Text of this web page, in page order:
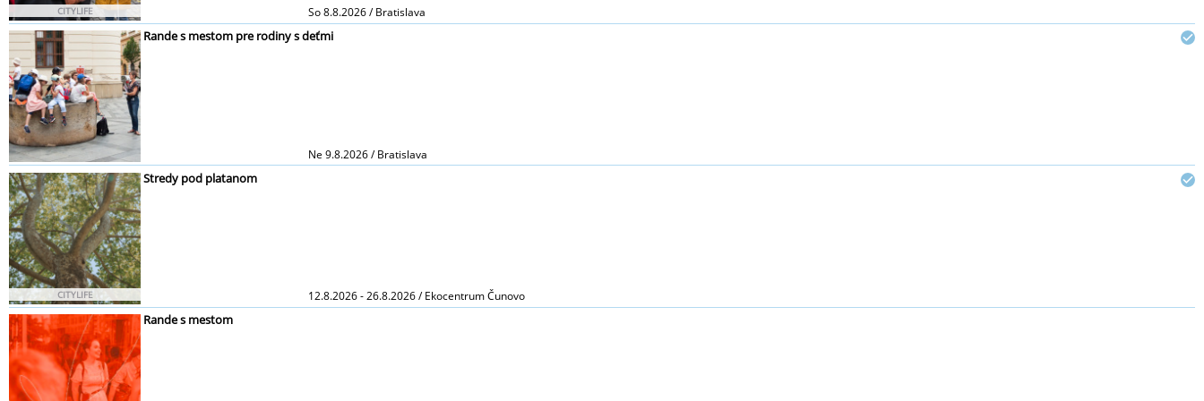
CITYLIFE So 8.8.2026 / Bratislava
Rande s mestom pre rodiny s deťmi
Ne 9.8.2026 / Bratislava
CITYLIFE
Stredy pod platanom
12.8.2026 - 26.8.2026 / Ekocentrum Čunovo
Rande s mestom